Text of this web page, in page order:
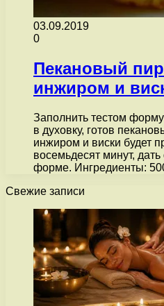
03.09.2019
0
Пекановый
инжиром и
Заполнить тестом
в духовку, готов
инжиром и виски будет
восемьдесят минут,
форме. Ингредиенты:
Свежие записи